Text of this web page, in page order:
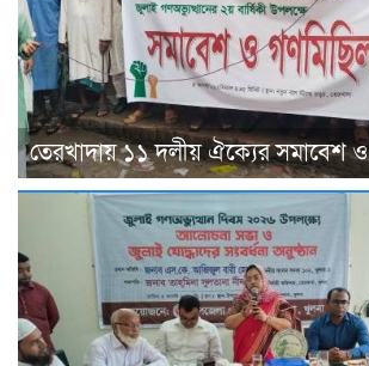
তেরখাদায় ১১ দলীয় ঐক্যের সমাবেশ